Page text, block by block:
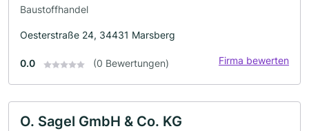
Baustoffhandel
Oesterstraße 24, 34431 Marsberg
0.0 (0 Bewertungen) Firma bewerten
O. Sagel GmbH & Co. KG